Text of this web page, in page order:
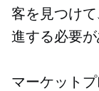
客を見つけ
進する必要が
マーケット